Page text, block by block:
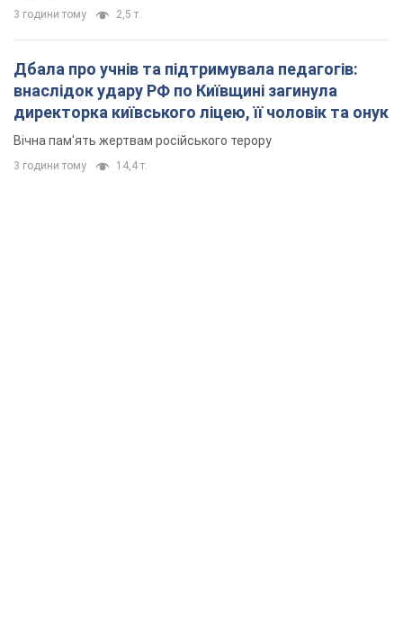
3 години тому 2,5 т.
Дбала про учнів та підтримувала педагогів:
внаслідок удару РФ по Київщині загинула
директорка київського ліцею, її чоловік та онук
Вічна пам'ять жертвам російського терору
3 години тому 14,4 т.